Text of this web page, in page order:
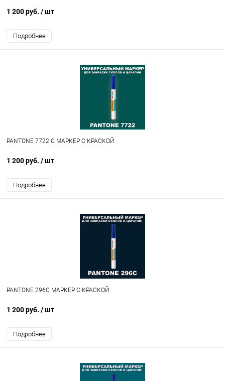
1 200 руб. / шт
Подробнее
PANTONE 7722 C МАРКЕР С КРАСКОЙ
1 200 руб. / шт
Подробнее
PANTONE 296C МАРКЕР С КРАСКОЙ
1 200 руб. / шт
Подробнее